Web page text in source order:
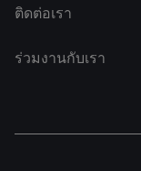
ติดต่อเรา
ร่วมงานกับเรา